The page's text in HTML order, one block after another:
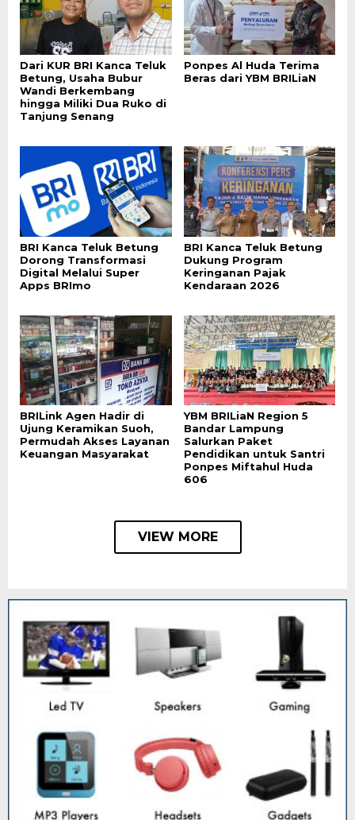
Dari KUR BRI Kanca Teluk
Betung, Usaha Bubur
Wandi Berkembang
hingga Miliki Dua Ruko di
Tanjung Senang
Ponpes Al Huda Terima
Beras dari YBM BRILiaN
BRI Kanca Teluk Betung
Dorong Transformasi
Digital Melalui Super
Apps BRImo
BRI Kanca Teluk Betung
Dukung Program
Keringanan Pajak
Kendaraan 2026
BRILink Agen Hadir di
Ujung Keramikan Suoh,
Permudah Akses Layanan
Keuangan Masyarakat
YBM BRILiaN Region 5
Bandar Lampung
Salurkan Paket
Pendidikan untuk Santri
Ponpes Miftahul Huda
606
VIEW MORE